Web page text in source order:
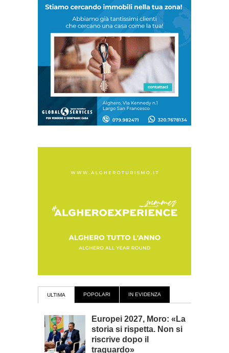
ULTIMA POPOLARI IN EVIDENZA
Europei 2027, Moro: «La
storia si rispetta. Non si
riscrive dopo il
traguardo»